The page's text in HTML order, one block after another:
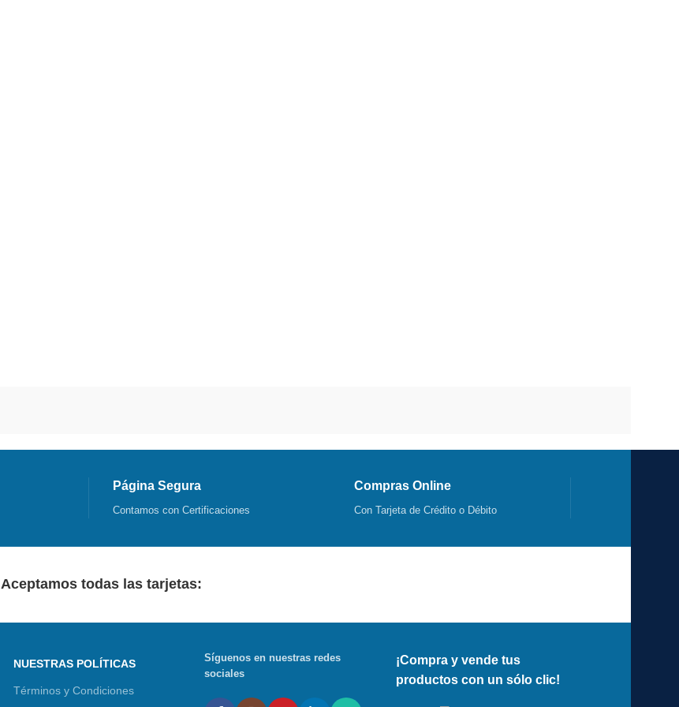
Página Segura
Contamos con Certificaciones
Compras Online
Con Tarjeta de Crédito o Débito
Aceptamos todas las tarjetas:
NUESTRAS POLÍTICAS
Términos y Condiciones
Síguenos en nuestras redes
sociales
¡Compra y vende tus
productos con un sólo clic!